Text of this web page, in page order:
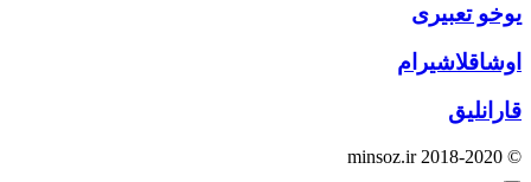
یوخو تعبیری
اوشاقلاشیرام
قارانلیق
© minsoz.ir 2018-2020